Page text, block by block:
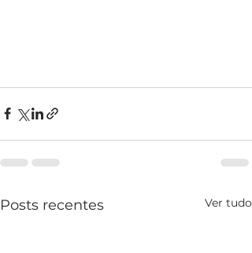
Posts recentes Ver tudo